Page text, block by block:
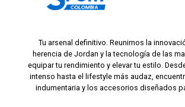
Tu arsenal definitivo. Reunimos la
herencia de Jordan y la tecnología de las
equipar tu rendimiento y elevar tu estilo.
intenso hasta el lifestyle más audaz,
indumentaria y los accesorios diseñados